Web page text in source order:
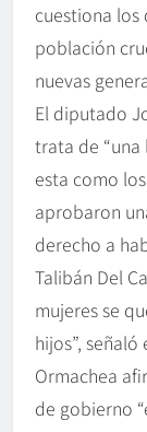
cuestiona los
población
nuevas
El diputado
trata de
esta como
aprobaron
derecho a
Talibán Del
mujeres se
hijos”,
Ormachea
de gobierno